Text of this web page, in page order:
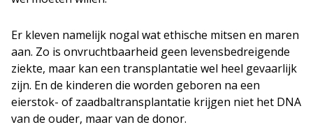
Er kleven namelijk nogal wat ethische mitsen en maren
aan. Zo is onvruchtbaarheid geen levensbedreigende
ziekte, maar kan een transplantatie wel heel gevaarlijk
zijn. En de kinderen die worden geboren na een
eierstok- of zaadbaltransplantatie krijgen niet het DNA
van de ouder, maar van de donor.